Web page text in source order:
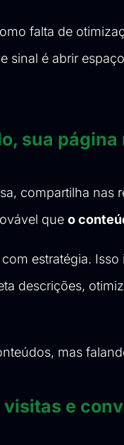
falta de
sinal é abrir
sua
compartilha
que o
estratégia. Isso
descrições,
mas
e